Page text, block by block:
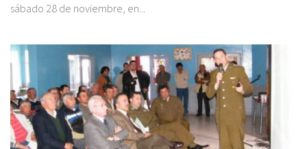
sábado 28 de noviembre, en...